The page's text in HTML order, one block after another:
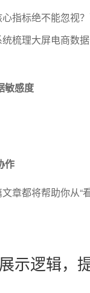
指标绝不能忽视？
梳理大屏电商数
敏感度
作
章都将帮助你从“
示逻辑，